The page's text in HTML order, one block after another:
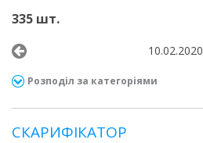
335 шт.
10.02.2020
Розподіл за категоріями
СКАРИФІКАТОР